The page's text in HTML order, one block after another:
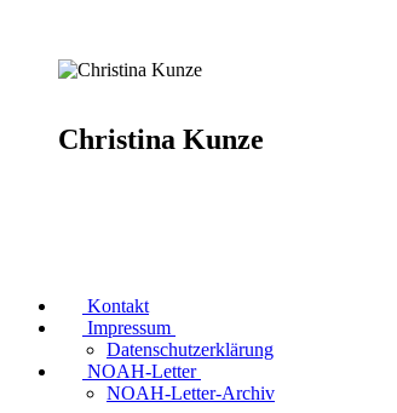
Christina Kunze
Kontakt
Impressum
Datenschutzerklärung
NOAH-Letter
NOAH-Letter-Archiv